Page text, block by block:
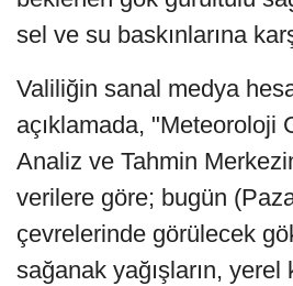
sel ve su baskınlarına
Valiliğin sanal medya
açıklamada, "Meteoroloji
Analiz ve Tahmin
verilere göre; bugün
çevrelerinde görülecek
sağanak yağışların, yerel